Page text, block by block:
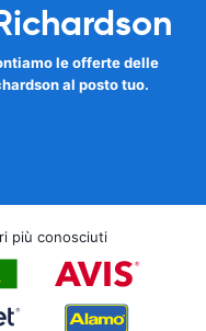
le offerte delle
al posto tuo.
più conosciuti